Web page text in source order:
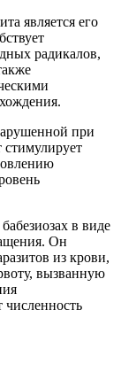
является его
радикалов,
при
стимулирует
в виде
Он
из крови,
вызванную
численность